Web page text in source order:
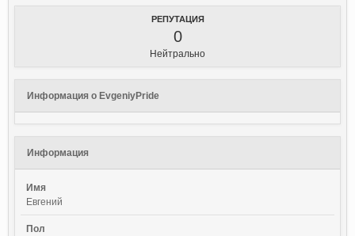
РЕПУТАЦИЯ
0
Нейтрально
Информация о EvgeniyPride
Информация
Имя
Евгений
Пол